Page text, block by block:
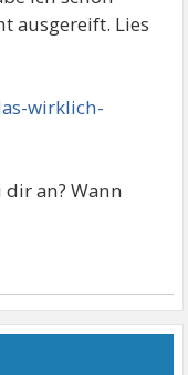
ausgereift. Lies
wirklich-
an? Wann